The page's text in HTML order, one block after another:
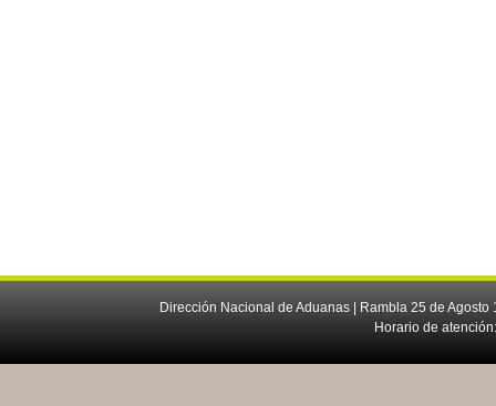
Dirección Nacional de Aduanas | Rambla 25 de
Horario de